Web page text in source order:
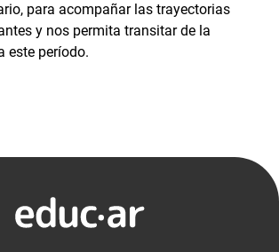
para acompañar las trayectorias
y nos permita transitar de la
este período.